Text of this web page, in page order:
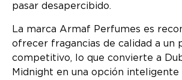
pasar desapercibido.
La marca Armaf Perfumes es
ofrecer fragancias de calidad a un
competitivo, lo que convierte a
Midnight en una opción inteligente